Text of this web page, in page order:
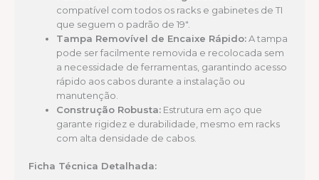
compatível com todos os racks e gabinetes de TI
que seguem o padrão de 19″.
Tampa Removível de Encaixe Rápido:A tampa
pode ser facilmente removida e recolocada sem
a necessidade de ferramentas, garantindo acesso
rápido aos cabos durante a instalação ou
manutenção.
Construção Robusta: Estrutura em aço que
garante rigidez e durabilidade, mesmo em racks
com alta densidade de cabos.
Ficha Técnica Detalhada: